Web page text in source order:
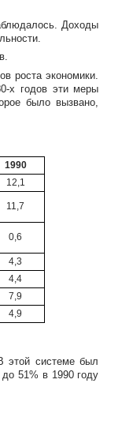
Доходы
роста экономики.
х годов эти меры
было вызвано,
1990
12,1
11,7
0,6
4,3
4,4
7,9
4,9
этой системе был
51% в 1990 году